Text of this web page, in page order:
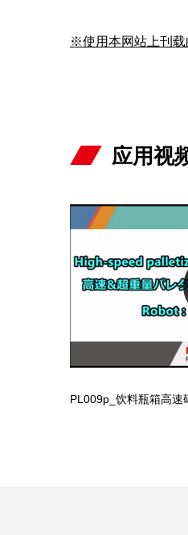
※使用本网站上刊载
应用视
PL009p_饮料瓶箱高速